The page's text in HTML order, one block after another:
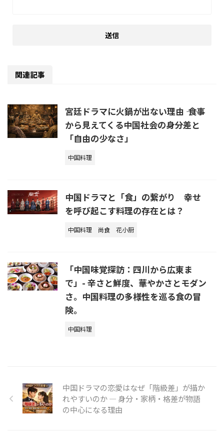
関連記事
宮廷ドラマに火鍋が出ない理由 ―― 食事
から見えてくる中国社会の身分差と
「自由の少なさ」
中国料理
中国ドラマと「食」の繋がり 幸せ
を呼び起こす料理の存在とは？
中国料理 尚食 花小厨
「中国味覚探訪：四川から広東ま
で」- 辛さと鮮度、華やかさとモダン
さ。中国料理の多様性を巡る食の冒
険。
中国料理
中国ドラマの恋愛はなぜ「階級差」が描か
れやすいのか ― 身分・家柄・格差が物語
の中心になる理由